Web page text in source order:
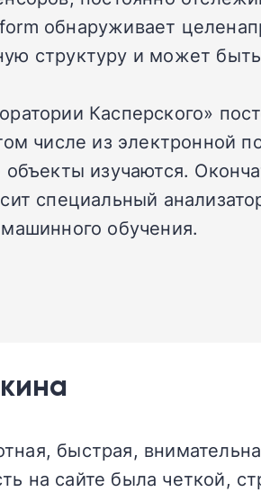
обнаруживает
структуру и может
Касперского»
числе из электронной
объекты изучаются.
специальный
обучения.
быстрая,
на сайте была четкой,